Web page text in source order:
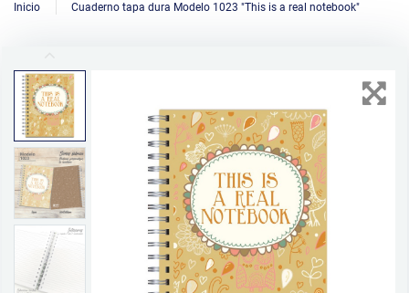
Inicio Cuaderno tapa dura Modelo 1023 "This is a real notebook"